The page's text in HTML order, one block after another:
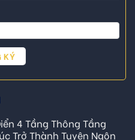
4 Tầng Thông Tầng
Trở Thành Tuyên Ngôn